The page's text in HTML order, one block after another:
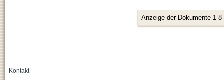
Anzeige der Dokumente 1-8
Kontakt